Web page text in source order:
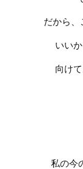
だから、
いい
向け
私の今